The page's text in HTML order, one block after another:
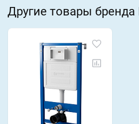
Другие товары бренда